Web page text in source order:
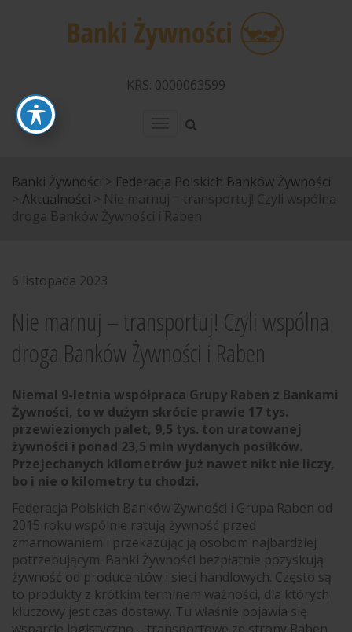
KRS: 0000063599
Menu
Banki Żywności > Federacja Polskich Banków Żywności
> Aktualności > Nie marnuj – transportuj! Czyli wspólna
droga Banków Żywności i Raben
6 listopada 2023
Nie marnuj – transportuj! Czyli wspólna
droga Banków Żywności i Raben
Niemal 9-letnia współpraca Grupy Raben z Bankami
Żywności, to w dużym skrócie prawie 17 tys.
przewiezionych palet, 9,5 tys. ton uratowanej
żywności i ponad 23,5 mln wydanych posiłków.
Przejechanych kilometrów już nawet nikt nie liczy,
bo i nie o kilometry tu chodzi.
Federacja Polskich Banków Żywności i Grupa Raben od
2015 roku wspólnie ratują żywność przed
zmarnowaniem i przekazując ją osobom najbardziej
potrzebującym. Banki Żywności bezpłatnie pozyskują
żywność od producentów i sieci handlowych. Często są
to produkty z krótkim terminem ważności, dla których
kluczowy jest czas dostawy. Tu właśnie pojawia się